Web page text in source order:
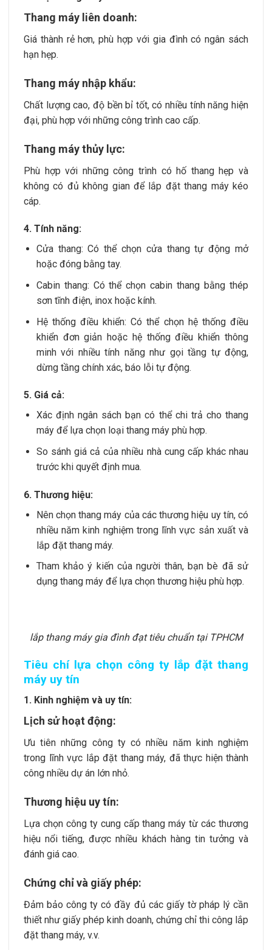
Thang máy liên doanh:
Giá thành rẻ hơn, phù hợp với gia đình có ngân sách
hạn hẹp.
Thang máy nhập khẩu:
Chất lượng cao, độ bền bỉ tốt, có nhiều tính năng hiện
đại, phù hợp với những công trình cao cấp.
Thang máy thủy lực:
Phù hợp với những công trình có hố thang hẹp và
không có đủ không gian để lắp đặt thang máy kéo
cáp.
4. Tính năng:
Cửa thang: Có thể chọn cửa thang tự động mở
hoặc đóng bằng tay.
Cabin thang: Có thể chọn cabin thang bằng thép
sơn tĩnh điện, inox hoặc kính.
Hệ thống điều khiển: Có thể chọn hệ thống điều
khiển đơn giản hoặc hệ thống điều khiển thông
minh với nhiều tính năng như gọi tầng tự động,
dừng tầng chính xác, báo lỗi tự động.
5. Giá cả:
Xác định ngân sách bạn có thể chi trả cho thang
máy để lựa chọn loại thang máy phù hợp.
So sánh giá cả của nhiều nhà cung cấp khác nhau
trước khi quyết định mua.
6. Thương hiệu:
Nên chọn thang máy của các thương hiệu uy tín, có
nhiều năm kinh nghiệm trong lĩnh vực sản xuất và
lắp đặt thang máy.
Tham khảo ý kiến của người thân, bạn bè đã sử
dụng thang máy để lựa chọn thương hiệu phù hợp.
lắp thang máy gia đình đạt tiêu chuẩn tại TPHCM
Tiêu chí lựa chọn công ty lắp đặt thang
máy uy tín
1. Kinh nghiệm và uy tín:
Lịch sử hoạt động:
Ưu tiên những công ty có nhiều năm kinh nghiệm
trong lĩnh vực lắp đặt thang máy, đã thực hiện thành
công nhiều dự án lớn nhỏ.
Thương hiệu uy tín:
Lựa chọn công ty cung cấp thang máy từ các thương
hiệu nổi tiếng, được nhiều khách hàng tin tưởng và
đánh giá cao.
Chứng chỉ và giấy phép:
Đảm bảo công ty có đầy đủ các giấy tờ pháp lý cần
thiết như giấy phép kinh doanh, chứng chỉ thi công lắp
đặt thang máy, v.v.